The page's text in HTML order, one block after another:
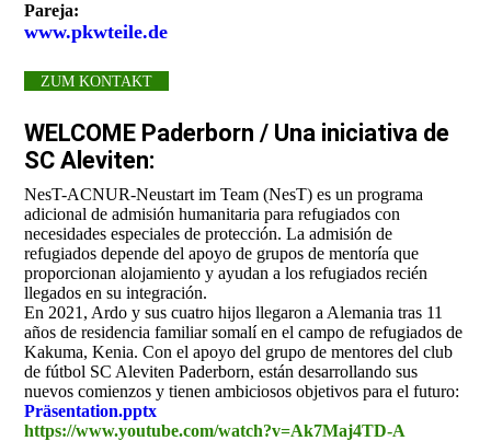
Pareja:
www.pkwteile.de
ZUM KONTAKT
WELCOME Paderborn / Una iniciativa de
SC Aleviten:
NesT-ACNUR-Neustart im Team (NesT) es un programa
adicional de admisión humanitaria para refugiados con
necesidades especiales de protección. La admisión de
refugiados depende del apoyo de grupos de mentoría que
proporcionan alojamiento y ayudan a los refugiados recién
llegados en su integración.
En 2021, Ardo y sus cuatro hijos llegaron a Alemania tras 11
años de residencia familiar somalí en el campo de refugiados de
Kakuma, Kenia. Con el apoyo del grupo de mentores del club
de fútbol SC Aleviten Paderborn, están desarrollando sus
nuevos comienzos y tienen ambiciosos objetivos para el futuro:
Präsentation.pptx
https://www.youtube.com/watch?v=Ak7Maj4TD-A